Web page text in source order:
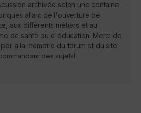
archivée selon une centaine
allant de l'ouverture de
aux différents métiers et au
de santé ou d'éducation. Merci de
à la mémoire du forum et du site
des sujets!